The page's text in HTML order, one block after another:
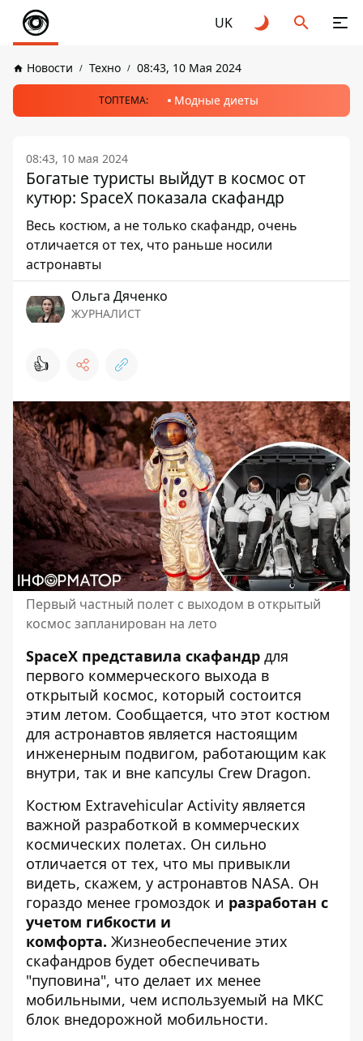
UK
Новости Техно 08:43, 10 Мая 2024
ТОПТЕМА: Модные диеты
08:43, 10 мая 2024
Богатые туристы выйдут в космос от
кутюр: SpaceX показала скафандр
Весь костюм, а не только скафандр, очень
отличается от тех, что раньше носили
астронавты
Ольга Дяченко
ЖУРНАЛИСТ
👍
Первый частный полет с выходом в открытый
космос запланирован на лето
SpaceX представила скафандр для
первого коммерческого выхода в
открытый космос, который состоится
этим летом. Сообщается, что этот костюм
для астронавтов является настоящим
инженерным подвигом, работающим как
внутри, так и вне капсулы Crew Dragon.
Костюм Extravehicular Activity является
важной разработкой в ​​коммерческих
космических полетах. Он сильно
отличается от тех, что мы привыкли
видеть, скажем, у астронавтов NASA. Он
гораздо менее громоздок и разработан с
учетом гибкости и
комфорта. Жизнеобеспечение этих
скафандров будет обеспечивать
"пуповина", что делает их менее
мобильными, чем используемый на МКС
блок внедорожной мобильности.